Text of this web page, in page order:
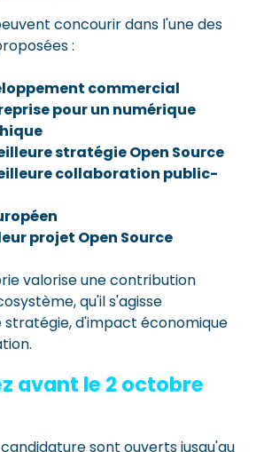
concourir dans l'une des
:
commercial
pour un numérique
stratégie Open Source
collaboration public-
projet Open Source
valorise une contribution
qu'il s'agisse
stratégie, d'impact économique
avant le 2 octobre
candidature sont ouverts jusqu'au